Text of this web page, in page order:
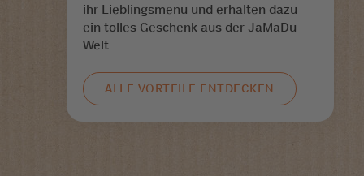
ihr Lieblingsmenü und erhalten dazu
ein tolles Geschenk aus der JaMaDu-
Welt.
ALLE VORTEILE ENTDECKEN